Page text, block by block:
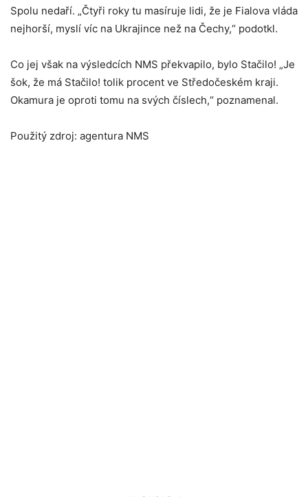
Spolu nedaří. „Čtyři roky tu masíruje lidi, že je Fialova vláda
nejhorší, myslí víc na Ukrajince než na Čechy,“ podotkl.
Co jej však na výsledcích NMS překvapilo, bylo Stačilo! „Je
šok, že má Stačilo! tolik procent ve Středočeském kraji.
Okamura je oproti tomu na svých číslech,“ poznamenal.
Použitý zdroj: agentura NMS